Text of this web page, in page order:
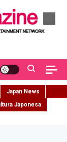
Japan News
Japonesa